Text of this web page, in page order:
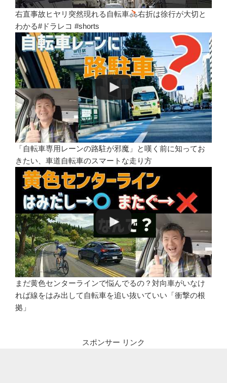
右直事故ヒヤリ突然現れる自転車
右折は徐行が大切と
わかる#ドラレコ #shorts
「自転車専用レーンの路駐が邪魔」と嘆く前に知ってお
きたい、車道自転車のスマートな走り方
まだ黄色センターラインで悩んでるの？対向車がいなけ
れば線をはみ出して自転車を追い抜いていい「衝撃の根
拠」
スポンサー リンク